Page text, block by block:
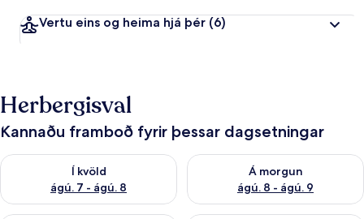
Vertu eins og heima hjá þér (6)
Herbergisval
Kannaðu framboð fyrir þessar dagsetningar
Í kvöld
ágú. 7 - ágú. 8
Athuga framboð í kvöld ágú. 7 - ágú. 8
Á morgun
ágú. 8 - ágú. 9
Athuga framboð á morgun